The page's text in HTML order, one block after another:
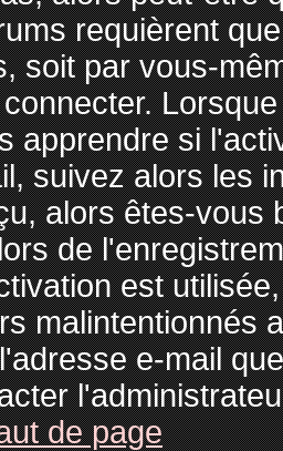
requièrent
soit par vous-
apprendre si
suivez alors les
alors êtes-vous
de
est
malintentionnés
e-mail
de page